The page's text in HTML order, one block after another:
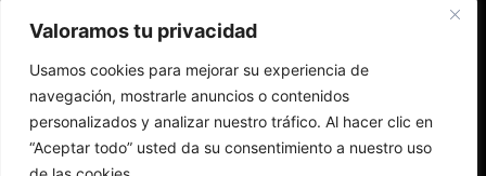
Valoramos tu privacidad
Usamos cookies para mejorar su experiencia de
navegación, mostrarle anuncios o contenidos
personalizados y analizar nuestro tráfico. Al hacer clic en
“Aceptar todo” usted da su consentimiento a nuestro uso